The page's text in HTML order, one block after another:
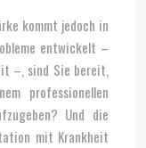
kommt jedoch in
entwickelt –
–, sind Sie bereit,
professionellen
Und die
mit Krankheit